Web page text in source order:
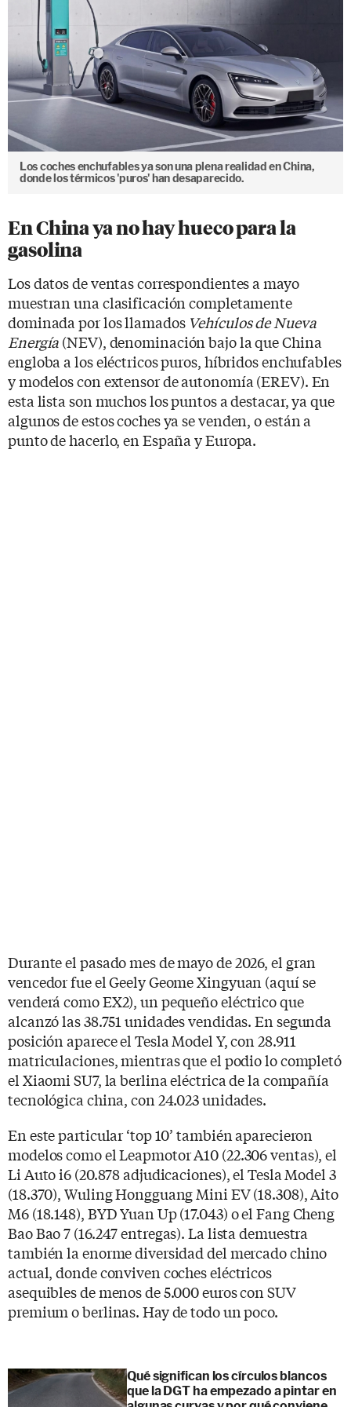
Los coches enchufables ya son una plena realidad en China,
donde los térmicos 'puros' han desaparecido.
En China ya no hay hueco para la
gasolina
Los datos de ventas correspondientes a mayo
muestran una clasificación completamente
dominada por los llamados Vehículos de Nueva
Energía(NEV), denominación bajo la que China
engloba a los eléctricos puros, híbridos enchufables
y modelos con extensor de autonomía (EREV). En
esta lista son muchos los puntos a destacar, ya que
algunos de estos coches ya se venden, o están a
punto de hacerlo, en España y Europa.
Durante el pasado mes de mayo de 2026, el gran
vencedor fue el Geely Geome Xingyuan (aquí se
venderá como EX2), un pequeño eléctrico que
alcanzó las 38.751 unidades vendidas. En segunda
posición aparece el Tesla Model Y, con 28.911
matriculaciones, mientras que el podio lo completó
el Xiaomi SU7, la berlina eléctrica de la compañía
tecnológica china, con 24.023 unidades.
En este particular ‘top 10’ también aparecieron
modelos como el Leapmotor A10 (22.306 ventas), el
Li Auto i6 (20.878 adjudicaciones), el Tesla Model 3
(18.370), Wuling Hongguang Mini EV (18.308), Aito
M6 (18.148), BYD Yuan Up (17.043) o el Fang Cheng
Bao Bao 7 (16.247 entregas). La lista demuestra
también la enorme diversidad del mercado chino
actual, donde conviven coches eléctricos
asequibles de menos de 5.000 euros con SUV
premium o berlinas. Hay de todo un poco.
Qué significan los círculos blancos
que la DGT ha empezado a pintar en